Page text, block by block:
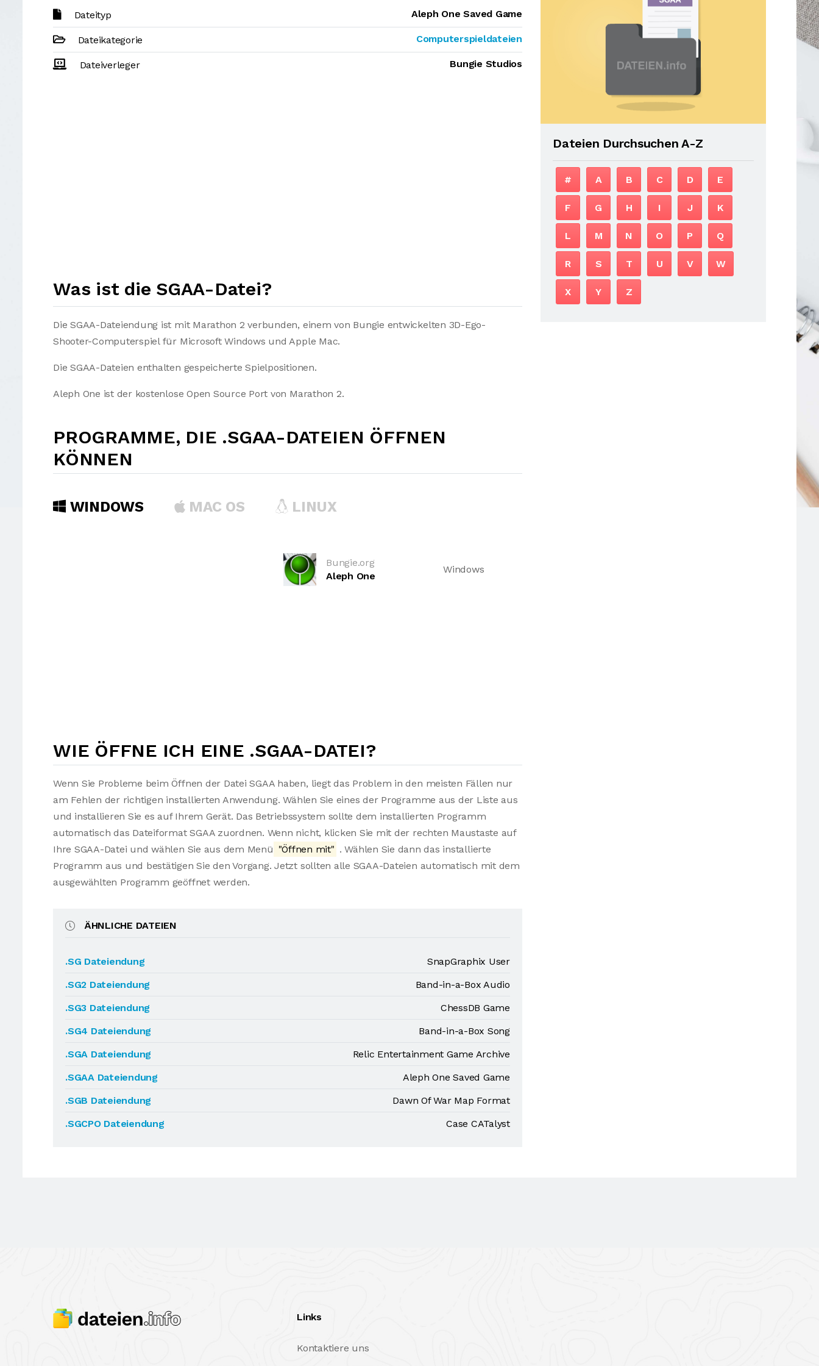
Dateityp Aleph One Saved Game
Dateikategorie Computerspieldateien
Dateiverleger Bungie Studios
Was ist die SGAA-Datei?
Die SGAA-Dateiendung ist mit Marathon 2 verbunden, einem von Bungie entwickelten 3D-Ego-
Shooter-Computerspiel für Microsoft Windows und Apple Mac.
Die SGAA-Dateien enthalten gespeicherte Spielpositionen.
Aleph One ist der kostenlose Open Source Port von Marathon 2.
PROGRAMME, DIE .SGAA-DATEIEN ÖFFNEN
KÖNNEN
WINDOWS MAC OS LINUX
Bungie.org
Aleph One
Windows
WIE ÖFFNE ICH EINE .SGAA-DATEI?
Wenn Sie Probleme beim Öffnen der Datei SGAA haben, liegt das Problem in den meisten Fällen nur
am Fehlen der richtigen installierten Anwendung. Wählen Sie eines der Programme aus der Liste aus
und installieren Sie es auf Ihrem Gerät. Das Betriebssystem sollte dem installierten Programm
automatisch das Dateiformat SGAA zuordnen. Wenn nicht, klicken Sie mit der rechten Maustaste auf
Ihre SGAA-Datei und wählen Sie aus dem Menü "Öffnen mit" . Wählen Sie dann das installierte
Programm aus und bestätigen Sie den Vorgang. Jetzt sollten alle SGAA-Dateien automatisch mit dem
ausgewählten Programm geöffnet werden.
ÄHNLICHE DATEIEN
.SG Dateiendung
SnapGraphix User
.SG2 Dateiendung
Band-in-a-Box Audio
.SG3 Dateiendung
ChessDB Game
.SG4 Dateiendung
Band-in-a-Box Song
.SGA Dateiendung
Relic Entertainment Game Archive
.SGAA Dateiendung
Aleph One Saved Game
.SGB Dateiendung
Dawn Of War Map Format
.SGCPO Dateiendung
Case CATalyst
Dateien Durchsuchen A-Z
# A B C D E
F G H I J K
L M N O P Q
R S T U V W
X Y Z
Links
Kontaktiere uns